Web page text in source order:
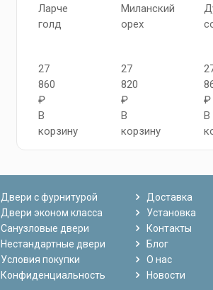
Ларче
голд
27
860
₽
В
корзину
Миланский
орех
27
820
₽
В
корзину
₽
В
Двери с фурнитурой
Двери эконом класса
Санузловые двери
Нестандартные двери
Условия покупки
Конфиденциальность
Доставка
Установка
Контакты
Блог
О нас
Новости